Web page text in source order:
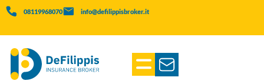
08119968070 info@defilippisbroker.it